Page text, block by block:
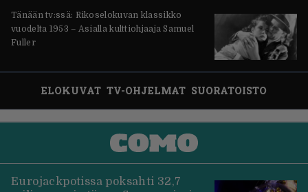
Tänään tv:ssä: Rikoselokuvan klassikko
vuodelta 1953 – Asialla kulttiohjaaja Samuel
Fuller
ELOKUVAT TV-OHJELMAT SUORATOISTO
Eurojackpotissa poksahti 32,7